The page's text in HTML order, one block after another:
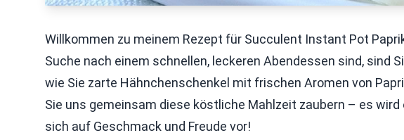
Willkommen zu meinem Rezept für Succulent Instant Pot
Suche nach einem schnellen, leckeren Abendessen sind, sind
wie Sie zarte Hähnchenschenkel mit frischen Aromen von
Sie uns gemeinsam diese köstliche Mahlzeit zaubern – es
sich auf Geschmack und Freude vor!